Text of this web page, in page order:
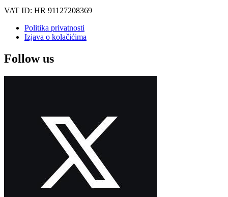
VAT ID: HR 91127208369
Politika privatnosti
Izjava o kolačićima
Follow us